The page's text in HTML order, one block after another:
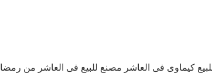
مصنع للبيع كيماوى فى العاشر مصنع للبيع فى العاشر من